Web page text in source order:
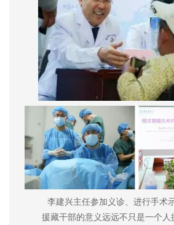
李建兴主任参加义诊、进行手术
援藏干部的意义远远不只是一个人